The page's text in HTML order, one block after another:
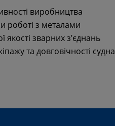
виробництва
роботі з металами
якості зварних з’єднань
та довговічності судна